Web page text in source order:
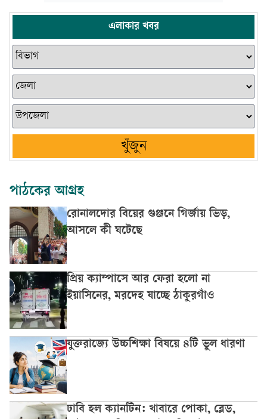
এলাকার খবর
খুঁজুন
পাঠকের আগ্রহ
রোনালদোর বিয়ের গুঞ্জনে গির্জায় ভিড়,
আসলে কী ঘটেছে
প্রিয় ক্যাম্পাসে আর ফেরা হলো না
ইয়াসিনের, মরদেহ যাচ্ছে ঠাকুরগাঁও
যুক্তরাজ্যে উচ্চশিক্ষা বিষয়ে ৪টি ভুল ধারণা
ঢাবি হল ক্যানটিন: খাবারে পোকা, ব্লেড,